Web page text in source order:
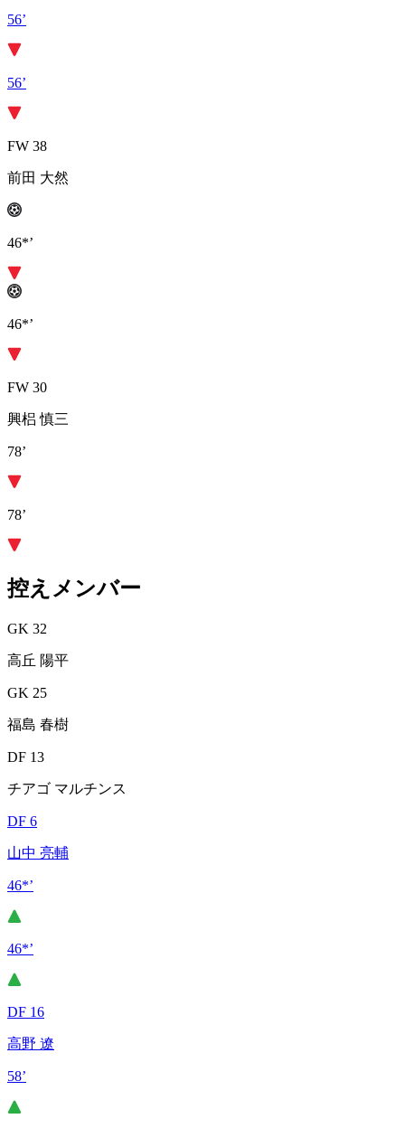
56’
56’
FW 38
前田 大然
46*’
46*’
FW 30
興梠 慎三
78’
78’
控えメンバー
GK 32
高丘 陽平
GK 25
福島 春樹
DF 13
チアゴ マルチンス
DF 6
山中 亮輔
46*’
46*’
DF 16
高野 遼
58’